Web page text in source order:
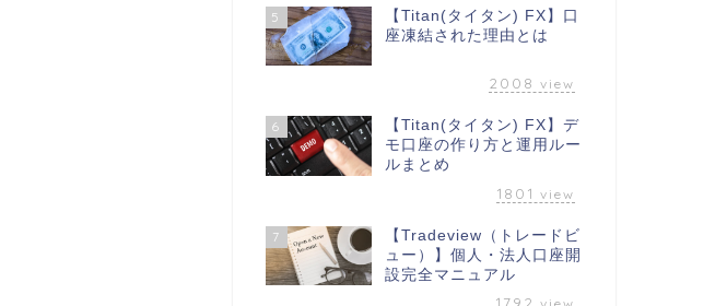
5
【Titan(タイタン) FX】口
座凍結された理由とは
2008 view
6
【Titan(タイタン) FX】デ
モ口座の作り方と運用ルー
ルまとめ
1801 view
7
【Tradeview（トレードビ
ュー）】個人・法人口座開
設完全マニュアル